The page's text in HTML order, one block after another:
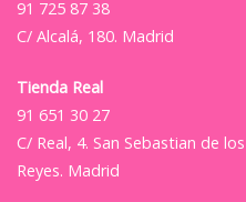
91 725 87 38
C/ Alcalá, 180. Madrid
Tienda Real
91 651 30 27
C/ Real, 4. San Sebastian de los
Reyes. Madrid